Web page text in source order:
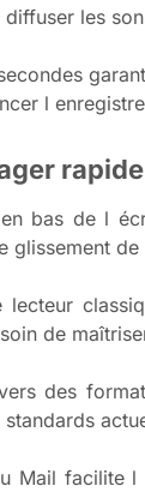
les
l
bas de l
glissement de
de
des
Mail facilite